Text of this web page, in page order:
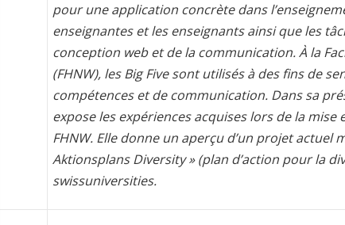
pour une application concrète dans
enseignantes et les enseignants ainsi que les
conception web et de la communication. À la
(FHNW), les Big Five sont utilisés à des fins de
compétences et de communication. Dans sa
expose les expériences acquises lors de la mise
FHNW. Elle donne un aperçu d’un projet actuel
Aktionsplans Diversity » (plan d’action pour la
swissuniversities.